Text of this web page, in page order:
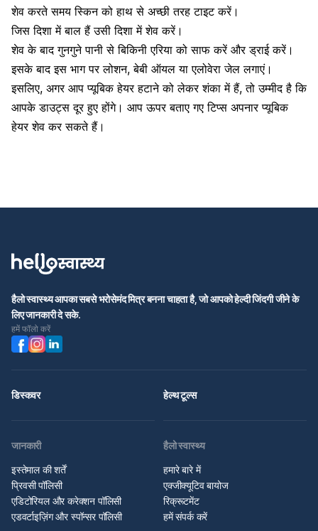
शेव करते समय स्किन को हाथ से अच्छी तरह टाइट करें।
जिस दिशा में बाल हैं उसी दिशा में शेव करें।
शेव के बाद गुनगुने पानी से बिकिनी एरिया को साफ करें और ड्राई करें।
इसके बाद इस भाग परलोशन, बेबी ऑयल या एलोवेरा जेल लगाएं।
इसलिए, अगर आप प्यूबिक हेयर हटाने को लेकर शंका में हैं, तो उम्मीद है कि
आपके डाउट्स दूर हुए होंगे। आप ऊपर बताए गए टिप्स अपनार प्यूबिक
हेयर शेव कर सकते हैं।
हैलो स्वास्थ्य आपका सबसे भरोसेमंद मित्र बनना चाहता है, जो आपको हेल्दी जिंदगी जीने के
लिए जानकारी दे सके.
हमें फॉलो करें
डिस्कवर हेल्थ टूल्स
जानकारी
इस्तेमाल की शर्तें
प्रिवसी पॉलिसी
एडिटोरियल और करेक्शन पॉलिसी
एडवर्टाइज़िंग और स्पॉन्सर पॉलिसी
हैलो स्वास्थ्य
हमारे बारे में
एक्जीक्यूटिव बायोज
रिक्रूटमेंट
हमें संपर्क करें